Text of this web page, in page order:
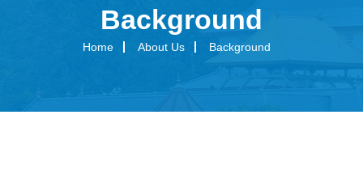
Background
Overview
Organization Structure
Background
Home About Us Background